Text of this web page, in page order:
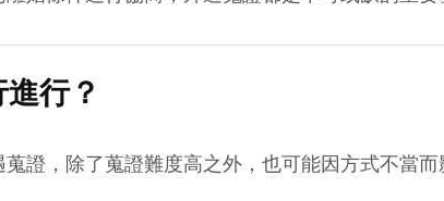
行？
證，除了蒐證難度高之外，也可能因方式不當而